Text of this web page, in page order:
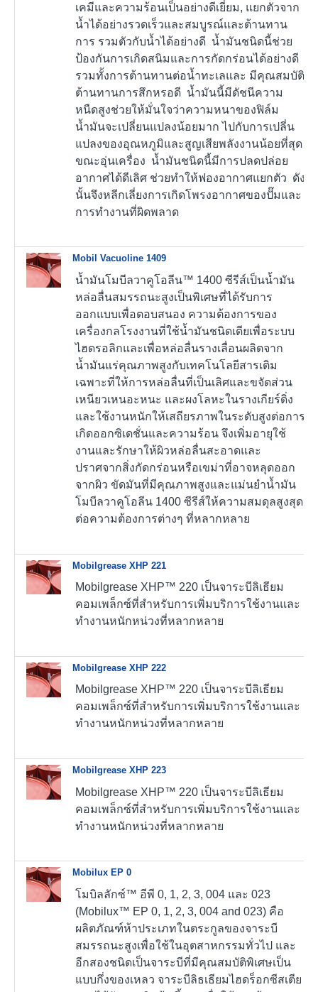
เคมีและความร้อนเป็นอย่างดีเยี่ยม, แยกตัวจาก
น้ำได้อย่างรวดเร็วและสมบูรณ์และต้านทาน
การ รวมตัวกับน้ำได้อย่างดี น้ำมันชนิดนี้ช่วย
ป้องกันการเกิดสนิมและการกัดกร่อนได้อย่างดี
รวมทั้งการต้านทานต่อน้ำทะเลและ มีคุณสมบัติ
ต้านทานการสึกหรอดี น้ำมันนี้มีดัชนีความ
หนืดสูงช่วยให้มั่นใจว่าความหนาของฟิล์ม
น้ำมันจะเปลี่ยนแปลงน้อยมาก ไปกับการเปลี่น
แปลงของอุณหภูมิและสูญเสียพลังงานน้อยที่สุด
ขณะอุ่นเครื่อง น้ำมันชนิดนี้มีการปลดปล่อย
อากาศได้ดีเลิศ ช่วยทำให้ฟองอากาศแยกตัว ดัง
นั้นจึงหลีกเลี่ยงการเกิดโพรงอากาศของปั๊มและ
การทำงานที่ผิดพลาด
Mobil Vacuoline 1409
น้ำมันโมบีลวาคูโอลีน™ 1400 ซีรีส์เป็นน้ำมัน
หล่อลื่นสมรรถนะสูงเป็นพิเศษที่ได้รับการ
ออกแบบเพื่อตอบสนอง ความต้องการของ
เครื่องกลโรงงานที่ใช้น้ำมันชนิดเดียเพื่อระบบ
ไฮดรอลิกและเพื่อหล่อลื่นรางเลื่อนผลิตจาก
น้ำมันแร่คุณภาพสูงกับเทคโนโลยีสารเติม
เฉพาะที่ให้การหล่อลื่นที่เป็นเลิศและขจัดส่วน
เหนียวเหนอะหนะ และผงโลหะในรางเกียร์ดิ่ง
และใช้งานหนักให้เสถียรภาพในระดับสูงต่อการ
เกิดออกซิเดชั่นและความร้อน จึงเพิ่มอายุใช้
งานและรักษาให้ผิวหล่อลื่นสะอาดและ
ปราศจากสิ่งกัดกร่อนหรือเขม่าที่อาจหลุดออก
จากผิว ขัดมันที่มีคุณภาพสูงและแม่นยำน้ำมัน
โมบีลวาคูโอลีน 1400 ซีรีส์ให้ความสมดุลสูงสุด
ต่อความต้องการต่างๆ ที่หลากหลาย
Mobilgrease XHP 221
Mobilgrease XHP™ 220 เป็นจาระบีลิเธียม
คอมเพล็กซ์ที่สำหรับการเพิ่มบริการใช้งานและ
ทำงานหนักหน่วงที่หลากหลาย
Mobilgrease XHP 222
Mobilgrease XHP™ 220 เป็นจาระบีลิเธียม
คอมเพล็กซ์ที่สำหรับการเพิ่มบริการใช้งานและ
ทำงานหนักหน่วงที่หลากหลาย
Mobilgrease XHP 223
Mobilgrease XHP™ 220 เป็นจาระบีลิเธียม
คอมเพล็กซ์ที่สำหรับการเพิ่มบริการใช้งานและ
ทำงานหนักหน่วงที่หลากหลาย
Mobilux EP 0
โมบิลลักซ์™ อีพี 0, 1, 2, 3, 004 และ 023
(Mobilux™ EP 0, 1, 2, 3, 004 and 023) คือ
ผลิตภัณฑ์ห้าประเภทในตระกูลของจาระบี
สมรรถนะสูงเพื่อใช้ในอุตสาหกรรมทั่วไป และ
อีกสองชนิดเป็นจาระบีที่มีคุณสมบัติพิเศษเป็น
แบบกึ่งของเหลว จาระบีลิธเธียมไฮดร็อกซีสเตีย